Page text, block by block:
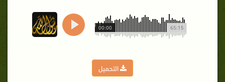
65:15
00:00
التحميل